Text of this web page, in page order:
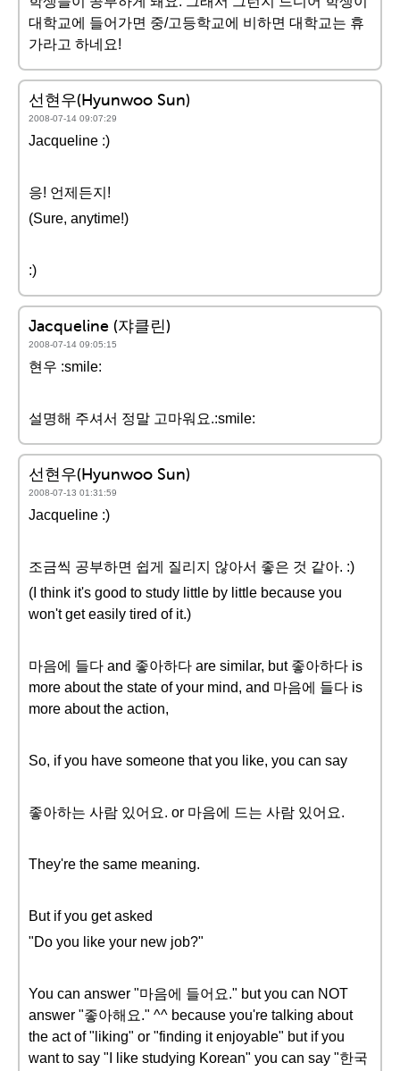
대학교에 들어가면 중/고등학교에 비하면 대학교는 휴
가라고 하네요!
선현우(Hyunwoo Sun)
2008-07-14 09:07:29
Jacqueline :)
응! 언제든지!
(Sure, anytime!)
:)
Jacqueline (쟈클린)
2008-07-14 09:05:15
현우 :smile:
설명해 주셔서 정말 고마워요.:smile:
선현우(Hyunwoo Sun)
2008-07-13 01:31:59
Jacqueline :)
조금씩 공부하면 쉽게 질리지 않아서 좋은 것 같아. :)
(I think it's good to study little by little because you
won't get easily tired of it.)
마음에 들다 and 좋아하다 are similar, but 좋아하다 is
more about the state of your mind, and 마음에 들다 is
more about the action,
So, if you have someone that you like, you can say
좋아하는 사람 있어요. or 마음에 드는 사람 있어요.
They're the same meaning.
But if you get asked
"Do you like your new job?"
You can answer "마음에 들어요." but you can NOT
answer "좋아해요." ^^ because you're talking about
the act of "liking" or "finding it enjoyable" but if you
want to say "I like studying Korean" you can say "한국